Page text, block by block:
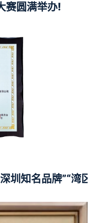
赛圆满举办!
圳知名品牌”“湾